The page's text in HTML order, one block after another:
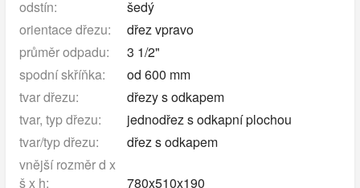
odstín:
šedý
orientace dřezu:
dřez vpravo
průměr odpadu:
3 1/2"
spodní skříňka:
od 600 mm
tvar dřezu:
dřezy s odkapem
tvar, typ dřezu:
jednodřez s odkapní plochou
tvar/typ dřezu:
dřez s odkapem
vnější rozměr d x
š x h:
780x510x190